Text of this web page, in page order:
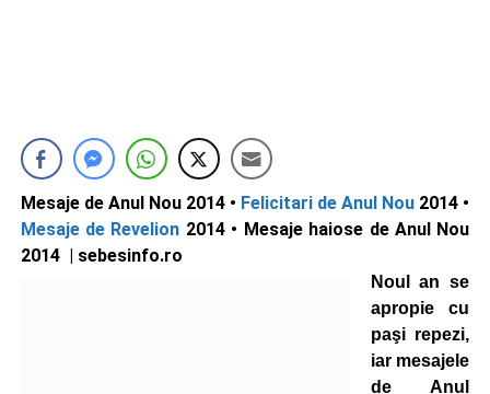
Mesaje de Anul Nou 2014 • Felicitari de Anul Nou 2014 •
Mesaje de Revelion 2014 • Mesaje haiose de Anul Nou
2014 | sebesinfo.ro
Noul an se
apropie cu
paşi repezi,
iar mesajele
de Anul